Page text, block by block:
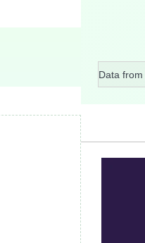
Data from